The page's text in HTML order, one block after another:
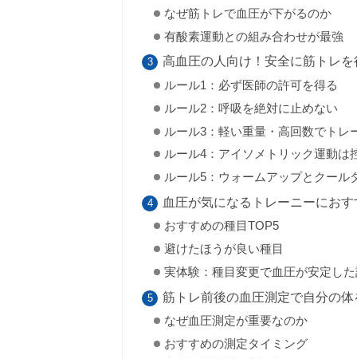
なぜ筋トレで血圧が下がるのか
有酸素運動との組み合わせが最強
高血圧の人向け！安全に筋トレ
ルール1：必ず医師の許可を得る
ルール2：呼吸を絶対に止めない
ルール3：軽い重量・高回数でトレ
ルール4：アイソメトリック運動は
ルール5：ウォームアップとクール
血圧が気になるトレーニーにお
おすすめの種目TOP5
避けたほうが良い種目
実体験：種目変更で血圧が安定し
筋トレ前後の血圧測定で自分の
なぜ血圧測定が重要なのか
おすすめの測定タイミング